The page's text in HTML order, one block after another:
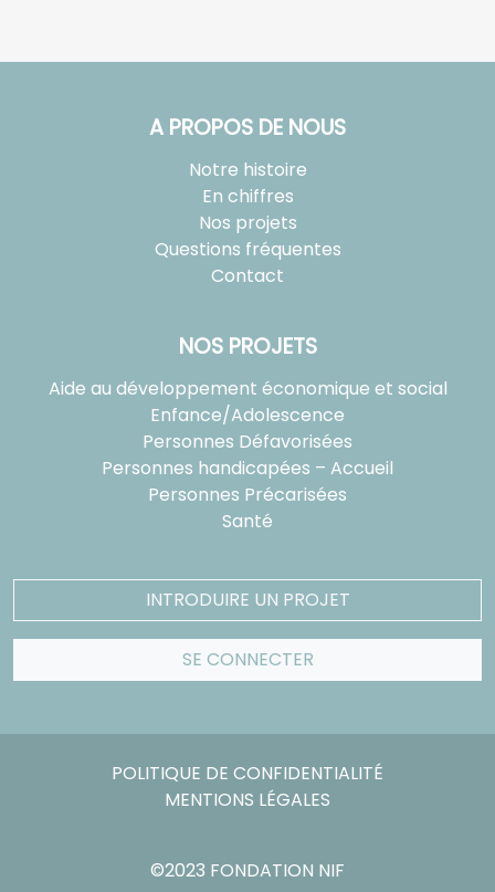
A PROPOS DE NOUS
Notre histoire
En chiffres
Nos projets
Questions fréquentes
Contact
NOS PROJETS
Aide au développement économique et social
Enfance/Adolescence
Personnes Défavorisées
Personnes handicapées – Accueil
Personnes Précarisées
Santé
INTRODUIRE UN PROJET
SE CONNECTER
©2023 FONDATION NIF
POLITIQUE DE CONFIDENTIALITÉ
MENTIONS LÉGALES